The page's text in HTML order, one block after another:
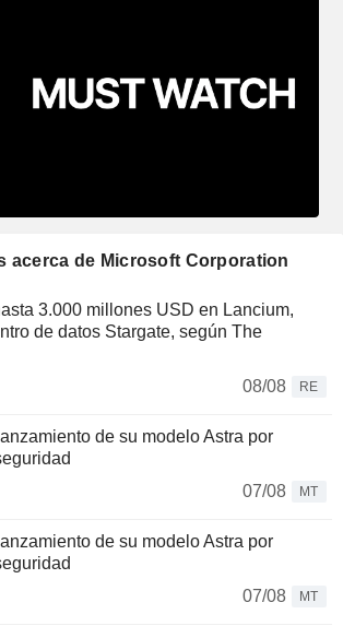
acerca de Microsoft Corporation
3.000 millones USD en Lancium,
de datos Stargate, según The
08/08
RE
de su modelo Astra por
07/08
MT
de su modelo Astra por
07/08
MT